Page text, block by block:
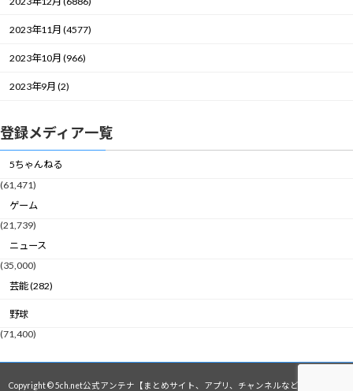
2023年11月 (4577)
2023年10月 (966)
2023年9月 (2)
登録メディア一覧
5ちゃんねる
(61,471)
ゲーム
(21,739)
ニュース
(35,000)
芸能 (282)
野球
(71,400)
Copyright © 5ch.net公式アンテナ【まとめサイト、アプリ、チャンネルなど】 All Rights